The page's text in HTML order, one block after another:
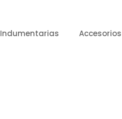
Indumentarias Accesorios